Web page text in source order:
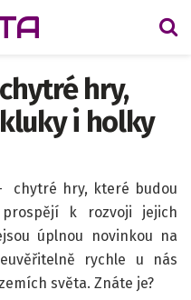
hry,
i holky
chytré hry, které budou
k rozvoji jejich
úplnou novinkou na
rychle u nás
světa. Znáte je?